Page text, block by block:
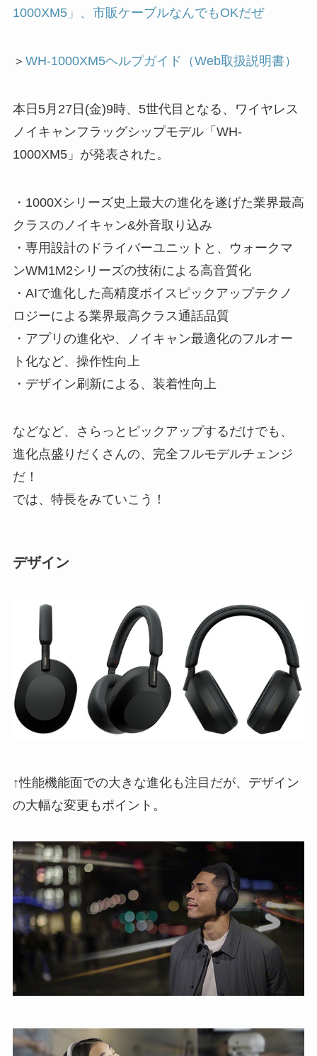
1000XM5」、市販ケーブルなんでもOKだぜ
＞ WH-1000XM5ヘルプガイド（Web取扱説明書）
本日5月27日(金)9時、5世代目となる、ワイヤレス
ノイキャンフラッグシップモデル「WH-
1000XM5」が発表された。
・1000Xシリーズ史上最大の進化を遂げた業界最高
クラスのノイキャン&外音取り込み
・専用設計のドライバーユニットと、ウォークマ
ンWM1M2シリーズの技術による高音質化
・AIで進化した高精度ボイスピックアップテクノ
ロジーによる業界最高クラス通話品質
・アプリの進化や、ノイキャン最適化のフルオー
ト化など、操作性向上
・デザイン刷新による、装着性向上
などなど、さらっとピックアップするだけでも、
進化点盛りだくさんの、完全フルモデルチェンジ
だ！
では、特長をみていこう！
デザイン
↑性能機能面での大きな進化も注目だが、デザイン
の大幅な変更もポイント。